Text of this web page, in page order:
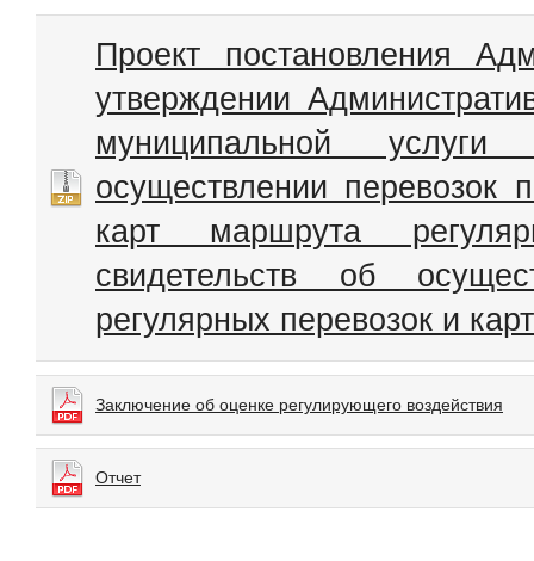
Проект постановления
утверждении
муниципальной
осуществлении перевозок
карт маршрута
свидетельств об
регулярных перевозок и
Заключение об оценке регулирующего воздействия
Отчет